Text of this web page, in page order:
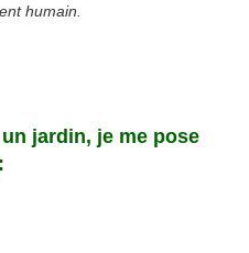
humain.
jardin, je me pose